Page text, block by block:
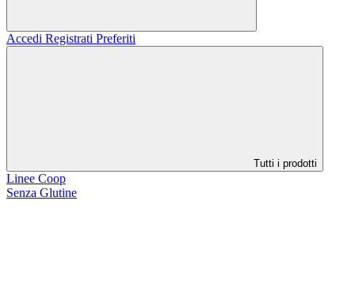
Accedi Registrati Preferiti
Tutti i prodotti
Linee Coop
Senza Glutine